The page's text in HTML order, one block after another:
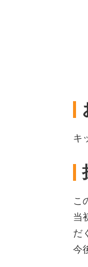
キ
こ
当
だ
今